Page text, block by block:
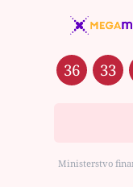
36 33
Ministerstvo